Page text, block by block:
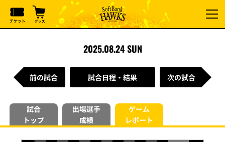
2025.08.24 SUN
前の試合 試合日程・結果 次の試合
試合
トップ
出場選手
成績
ゲーム
レポート